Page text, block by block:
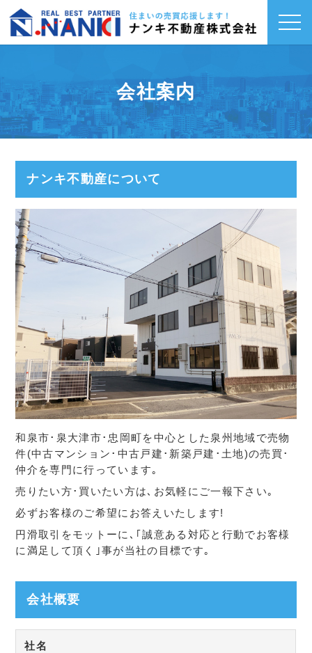
会社案内
ナンキ不動産について
和泉市･泉大津市･忠岡町を中心とした泉州地域で売物
件(中古マンション･中古戸建･新築戸建･土地)の売買･
仲介を専門に行っています｡
売りたい方･買いたい方は､お気軽にご一報下さい｡
必ずお客様のご希望にお答えいたします!
円滑取引をモットーに､｢誠意ある対応と行動でお客様
に満足して頂く｣事が当社の目標です｡
会社概要
社名